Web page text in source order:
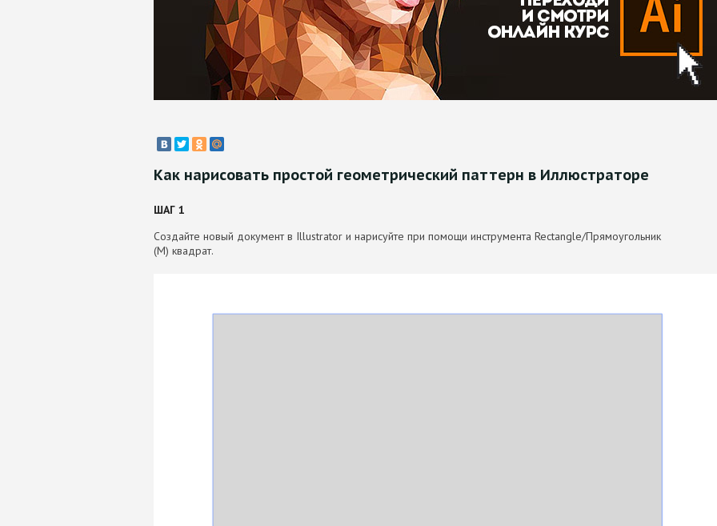
Как нарисовать простой геометрический паттерн в Иллюстраторе
ШАГ 1
Создайте новый документ в Illustrator и нарисуйте при помощи инструмента Rectangle/Прямоугольник
(M) квадрат.